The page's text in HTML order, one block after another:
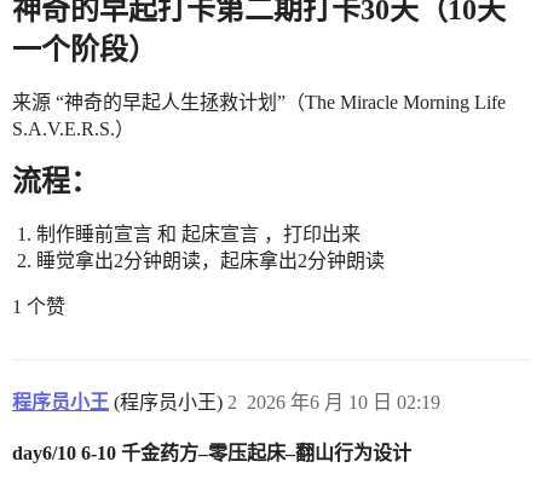
神奇的早起打卡第二期打卡30天（10天
一个阶段）
来源 “神奇的早起人生拯救计划”（The Miracle Morning Life
S.A.V.E.R.S.）
流程：
制作睡前宣言 和 起床宣言 ，打印出来
睡觉拿出2分钟朗读，起床拿出2分钟朗读
1 个赞
程序员小王 (程序员小王) 2026 年6 月 10 日 02:19
2
day6/10 6-10 千金药方–零压起床–翻山行为设计